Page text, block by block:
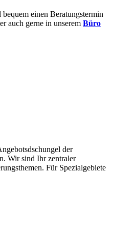
einen Beratungstermin
auch gerne in unserem Büro
der
Wir sind Ihr zentraler
Für Spezialgebiete